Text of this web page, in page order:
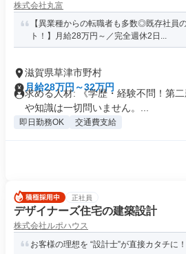
株式会社丸富
【異業種からの転職者も多数◎既存社員
ト！】月給28万円～／完全週休2日...
滋賀県草津市野村
月給28万円～32万円
求める人材: 《学歴・経験不問！第
や知識は一切問いません。...
即日勤務OK 交通費支給
正社員
デザイナーズ住宅の建築設計
株式会社ルポハウス
お客様の理想を “設計士”が直接カタチに